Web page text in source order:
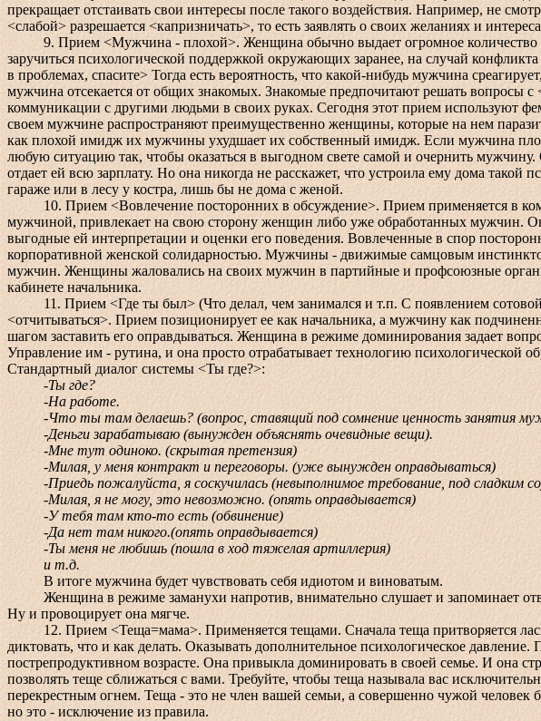
прекращает отстаивать свои интересы после такого воздействия. Например, не
<слабой> разрешается <капризничать>, то есть заявлять о своих желаниях и
9. Прием <Мужчина - плохой>. Женщина обычно выдает огромное количество
заручиться психологической поддержкой окружающих заранее, на случай
в проблемах, спасите> Тогда есть вероятность, что какой-нибудь мужчина
мужчина отсекается от общих знакомых. Знакомые предпочитают решать
коммуникации с другими людьми в своих руках. Сегодня этот прием используют
своем мужчине распространяют преимущественно женщины, которые на нем
как плохой имидж их мужчины ухудшает их собственный имидж. Если мужчина
любую ситуацию так, чтобы оказаться в выгодном свете самой и очернить мужчину.
отдает ей всю зарплату. Но она никогда не расскажет, что устроила ему дома такой
гараже или в лесу у костра, лишь бы не дома с женой.
10. Прием <Вовлечение посторонних в обсуждение>. Прием применяется в
мужчиной, привлекает на свою сторону женщин либо уже обработанных мужчин.
выгодные ей интерпретации и оценки его поведения. Вовлеченные в спор
корпоративной женской солидарностью. Мужчины - движимые самцовым
мужчин. Женщины жаловались на своих мужчин в партийные и профсоюзные
кабинете начальника.
11. Прием <Где ты был> (Что делал, чем занимался и т.п. С появлением
<отчитываться>. Прием позиционирует ее как начальника, а мужчину как
шагом заставить его оправдываться. Женщина в режиме доминирования задает
Управление им - рутина, и она просто отрабатывает технологию психологической
Стандартный диалог системы <Ты где?>:
-Ты где?
-На работе.
-Что ты там делаешь? (вопрос, ставящий под сомнение ценность занятия
-Деньги зарабатываю (вынужден объяснять очевидные вещи).
-Мне тут одиноко. (скрытая претензия)
-Милая, у меня контракт и переговоры. (уже вынужден оправдываться)
-Приедь пожалуйста, я соскучилась (невыполнимое требование, под сладким
-Милая, я не могу, это невозможно. (опять оправдывается)
-У тебя там кто-то есть (обвинение)
-Да нет там никого.(опять оправдывается)
-Ты меня не любишь (пошла в ход тяжелая артиллерия)
и т.д.
В итоге мужчина будет чувствовать себя идиотом и виноватым.
Женщина в режиме заманухи напротив, внимательно слушает и запоминает
Ну и провоцирует она мягче.
12. Прием <Теща=мама>. Применяется тещами. Сначала теща притворяется
диктовать, что и как делать. Оказывать дополнительное психологическое
пострепродуктивном возрасте. Она привыкла доминировать в своей семье. И она
позволять теще сближаться с вами. Требуйте, чтобы теща называла вас
перекрестным огнем. Теща - это не член вашей семьи, а совершенно чужой
но это - исключение из правила.